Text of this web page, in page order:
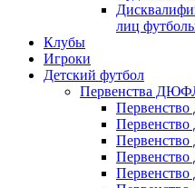
лиц
Клубы
Игроки
Детский футбол
Первенства